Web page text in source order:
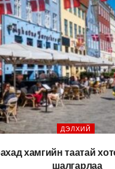
ДЭЛХИЙ
хамгийн таатай
шалгарлаа